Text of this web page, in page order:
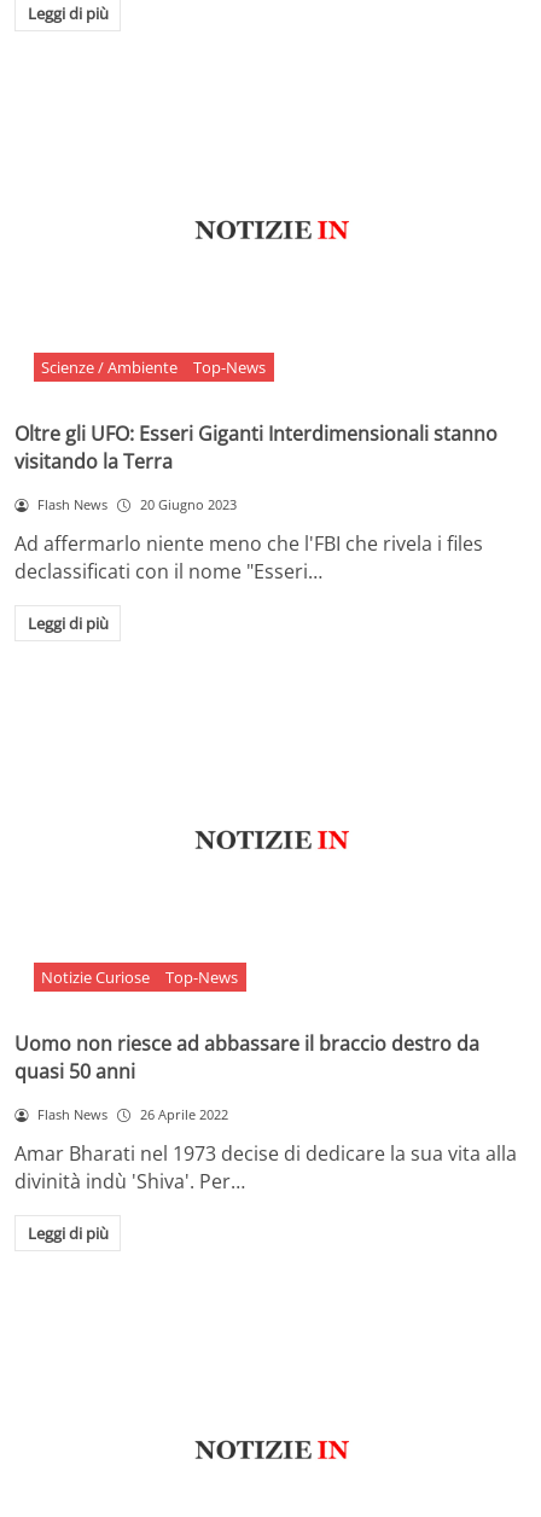
Leggi di più
Scienze / Ambiente Top-News
Oltre gli UFO: Esseri Giganti Interdimensionali stanno
visitando la Terra
Flash News 20 Giugno 2023
Ad affermarlo niente meno che l'FBI che rivela i files
declassificati con il nome "Esseri…
Leggi di più
Notizie Curiose Top-News
Uomo non riesce ad abbassare il braccio destro da
quasi 50 anni
Flash News 26 Aprile 2022
Amar Bharati nel 1973 decise di dedicare la sua vita alla
divinità indù 'Shiva'. Per…
Leggi di più